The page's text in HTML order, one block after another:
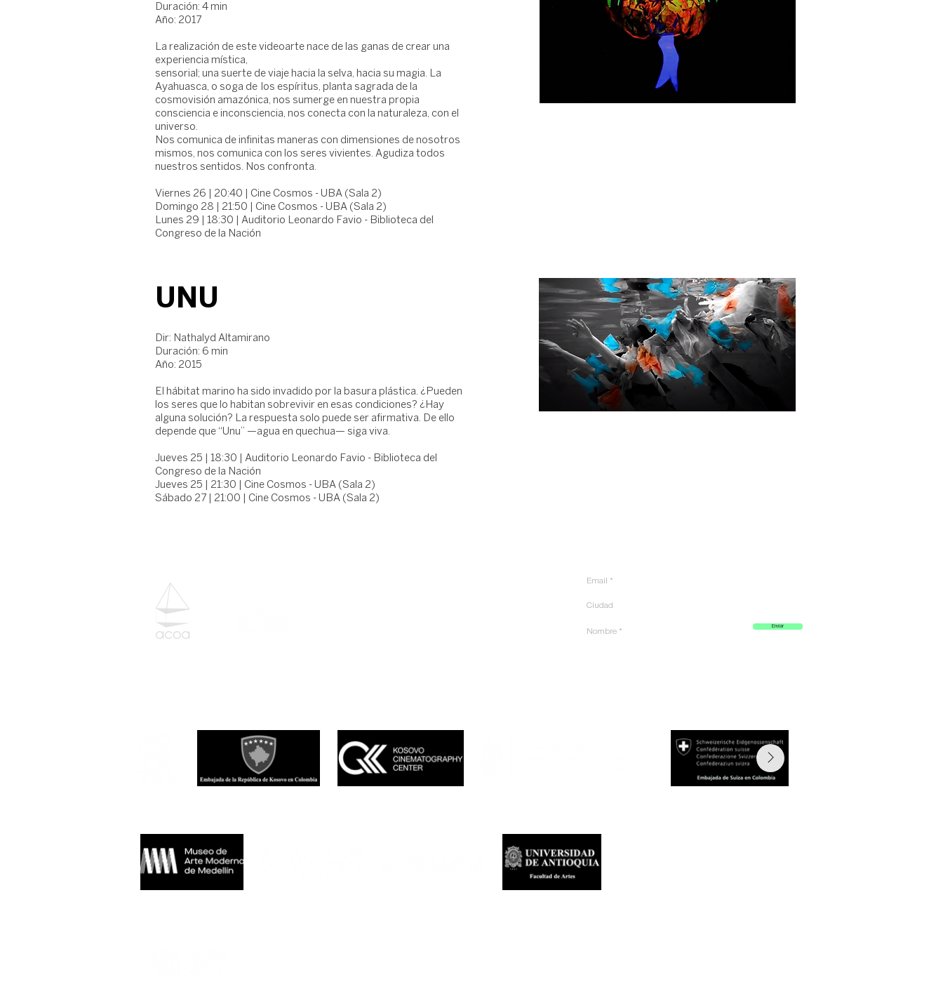
Duración: 4 min
Año: 2017
La realización de este videoarte nace de las ganas de crear una
experiencia mística,
sensorial; una suerte de viaje hacia la selva, hacia su magia. La
Ayahuasca, o soga de los espíritus, planta sagrada de la
cosmovisión amazónica, nos sumerge en nuestra propia
consciencia e inconsciencia, nos conecta con la naturaleza, con el
universo.
Nos comunica de infinitas maneras con dimensiones de nosotros
mismos, nos comunica con los seres vivientes. Agudiza todos
nuestros sentidos. Nos confronta.
Viernes 26 | 20:40 | Cine Cosmos - UBA (Sala 2)
Domingo 28 | 21:50 | Cine Cosmos - UBA (Sala 2)
Lunes 29 | 18:30 | Auditorio Leonardo Favio - Biblioteca del
Congreso de la Nación
UNU
Dir: Nathalyd Altamirano
Duración: 6 min
Año: 2015
El hábitat marino ha sido invadido por la basura plástica. ¿Pueden
los seres que lo habitan sobrevivir en esas condiciones? ¿Hay
alguna solución? La respuesta solo puede ser afirmativa. De ello
depende que “Unu” —agua en quechua— siga viva.
Jueves 25 | 18:30 | Auditorio Leonardo Favio - Biblioteca del
Congreso de la Nación
Jueves 25 | 21:30 | Cine Cosmos - UBA (Sala 2)
Sábado 27 | 21:00 | Cine Cosmos - UBA (Sala 2)
Enviar